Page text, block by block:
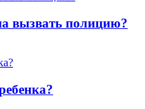
вызвать полицию?